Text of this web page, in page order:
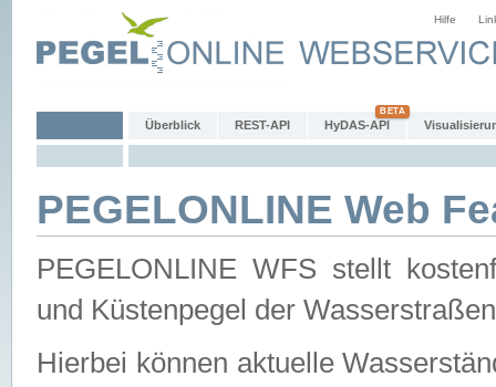
Hilfe
Überblick REST-API HyDAS-API
PEGELONLINE Web
PEGELONLINE WFS stellt
und Küstenpegel der
Hierbei können aktuelle